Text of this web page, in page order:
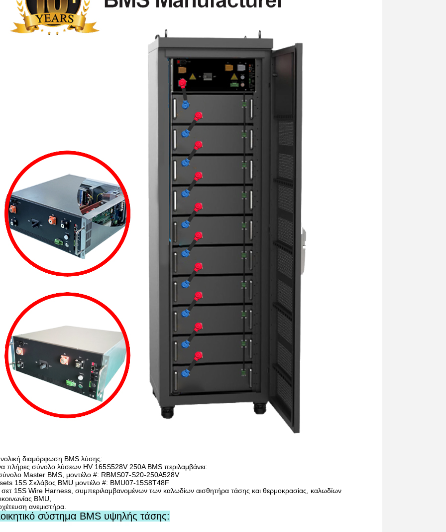
διαμόρφωση BMS λύσης:
πλήρες σύνολο λύσεων HV 165S528V 250A BMS περιλαμβάνει:
Master BMS, μοντέλο #: RBMS07-S20-250A528V
15S Σκλάβος BMU μοντέλο #: BMU07-15S8T48F
σετ 15S Wire Harness, συμπεριλαμβανομένων των καλωδίων αισθητήρα τάσης και θερμοκρασίας, καλωδίων
BMU,
ανεμιστήρα.
σύστημα BMS υψηλής τάσης: